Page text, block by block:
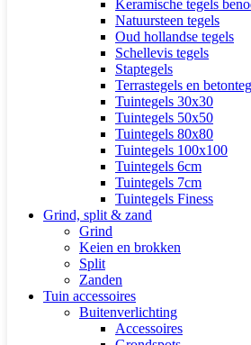
Keramische tegels
Natuursteen tegels
Oud hollandse tegels
Schellevis tegels
Staptegels
Terrastegels en
Tuintegels 30x30
Tuintegels 50x50
Tuintegels 80x80
Tuintegels 100x100
Tuintegels 6cm
Tuintegels 7cm
Tuintegels Finess
Grind, split & zand
Grind
Keien en brokken
Split
Zanden
Tuin accessoires
Buitenverlichting
Accessoires